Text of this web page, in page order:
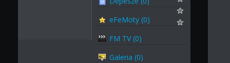
eFeMoty (0)
FM TV (0)
Galeria (0)